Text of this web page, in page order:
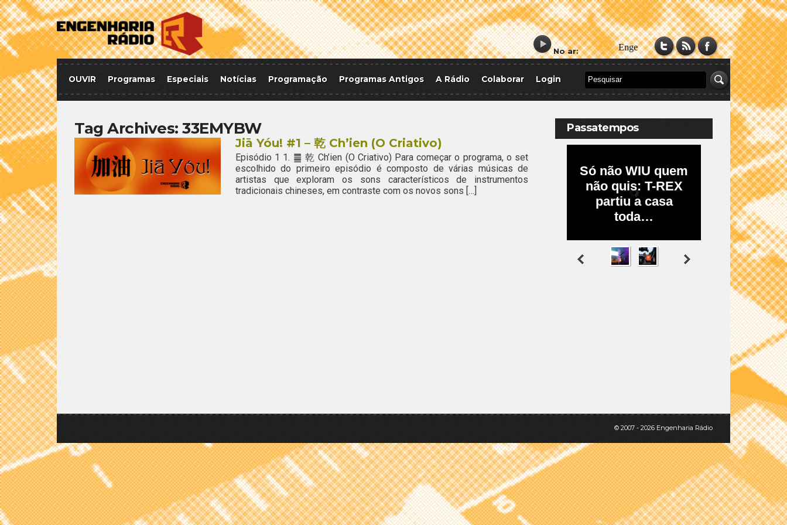
No ar:
OUVIR Programas Especiais Notícias Programação Programas Antigos A Rádio Colaborar Login
Tag Archives: 33EMYBW
Jiā Yóu! #1 – 乾 Ch’ien (O Criativo)
Episódio 1 1. ䷀ 乾 Ch’ien (O Criativo) Para começar o programa, o set
escolhido do primeiro episódio é composto de várias músicas de
artistas que exploram os sons característicos de instrumentos
tradicionais chineses, em contraste com os novos sons […]
Passatempos
© 2007 - 2026 Engenharia Rádio